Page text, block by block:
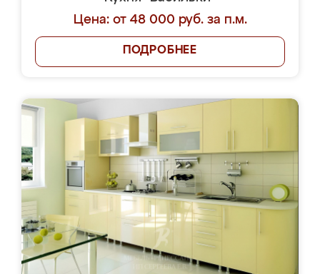
Цена: от 48 000 руб. за п.м.
ПОДРОБНЕЕ